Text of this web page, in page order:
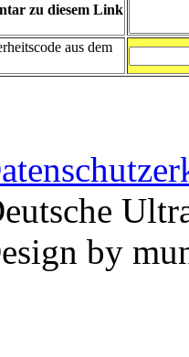
zu diesem Link
aus dem
by